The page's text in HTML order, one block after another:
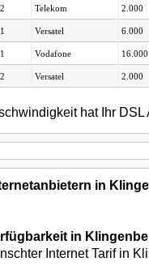
Telekom 2.000
Versatel 6.000
Vodafone 16.000
Versatel 2.000
hat Ihr DSL
in
in
Internet Tarif in